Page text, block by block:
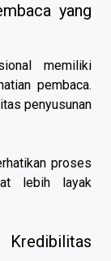
yang
memiliki
pembaca.
penyusunan
proses
lebih layak